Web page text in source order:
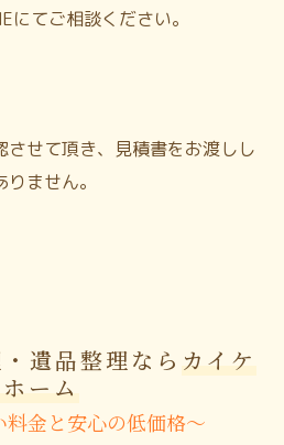
にてご相談ください。
せて頂き、見積書をお渡しし
ません。
遺品整理なら カイケ
ーム
金と安心の低価格〜